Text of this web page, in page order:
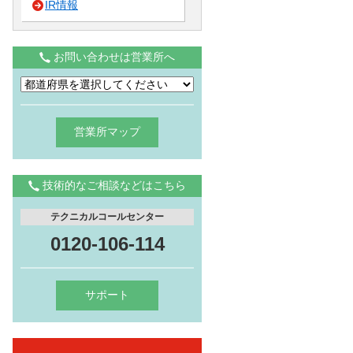
IR情報
お問い合わせは営業所へ
営業所マップ
技術的なご相談などはこちら
テクニカルコールセンター
0120-106-114
サポート